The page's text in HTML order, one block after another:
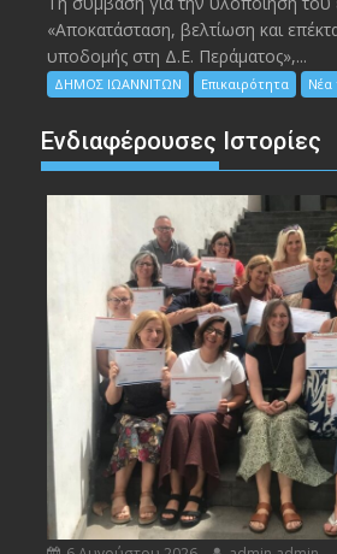
«Αποκατάσταση, βελτίωση και
υποδομής στη Δ.Ε. Περάματος»,...
ΔΗΜΟΣ ΙΩΑΝΝΙΤΩΝ Επικαιρότητα
Ενδιαφέρουσες Ιστορίες